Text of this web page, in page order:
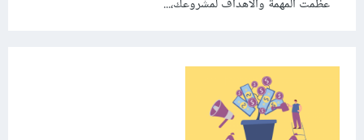
عظُمت المهمة والأهداف لمشروعك،...